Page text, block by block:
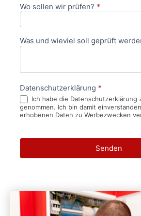
Wo sollen wir prüfen? *
Was und wieviel soll geprüft
Datenschutzerklärung *
Ich habe die Datenschutzerklärung
genommen. Ich bin damit
erhobenen Daten zu Werbezwecken
Senden